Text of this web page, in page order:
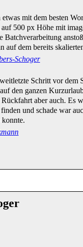
mit dem besten
500 px Höhe mit
Batchverarbeitung
auf dem bereits
Schoger
Schritt vor dem
den ganzen
aber auch. Es
und schade war